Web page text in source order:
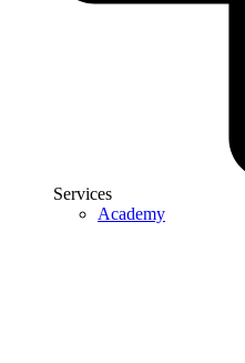
Services
Academy